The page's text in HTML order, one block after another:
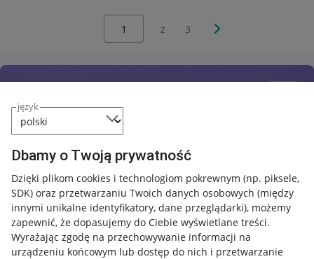
język
Dbamy o Twoją prywatność
Dzięki plikom cookies i technologiom pokrewnym (np. piksele,
SDK) oraz przetwarzaniu Twoich danych osobowych (między
innymi unikalne identyfikatory, dane przeglądarki), możemy
zapewnić, że dopasujemy do Ciebie wyświetlane treści.
Wyrażając zgodę na przechowywanie informacji na
urządzeniu końcowym lub dostęp do nich i przetwarzanie
z 3 Następna strona